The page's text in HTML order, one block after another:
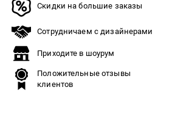
Скидки на большие заказы
Сотрудничаем с дизайнерами
Приходите в шоурум
Положительные отзывы
клиентов